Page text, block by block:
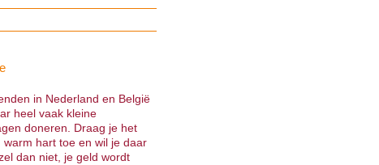
in Nederland en België
heel vaak kleine
doneren. Draag je het
hart toe en wil je daar
dan niet, je geld wordt